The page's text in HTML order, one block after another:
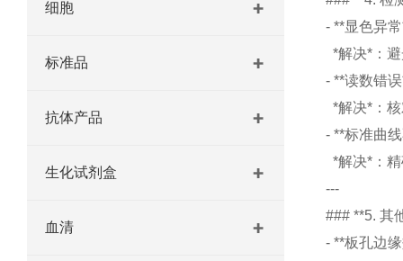
细胞
标准品
抗体产品
生化试剂盒
血清
- **显色异
*解决*：
- **读数错
*解决*：
- **标准曲
*解决*：
---
### **5. 其
- **板孔边